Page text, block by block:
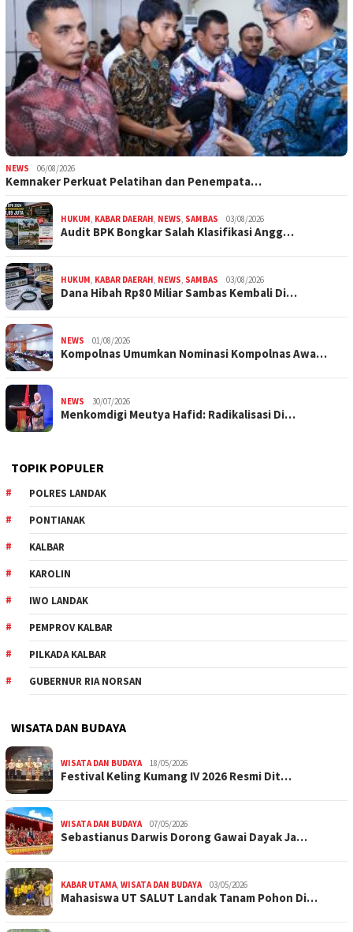
NEWS 06/08/2026
Kemnaker Perkuat Pelatihan dan Penempata…
HUKUM, KABAR DAERAH, NEWS, SAMBAS 03/08/2026
Audit BPK Bongkar Salah Klasifikasi Angg…
HUKUM, KABAR DAERAH, NEWS, SAMBAS 03/08/2026
Dana Hibah Rp80 Miliar Sambas Kembali Di…
NEWS 01/08/2026
Kompolnas Umumkan Nominasi Kompolnas Awa…
NEWS 30/07/2026
Menkomdigi Meutya Hafid: Radikalisasi Di…
TOPIK POPULER
POLRES LANDAK
PONTIANAK
KALBAR
KAROLIN
IWO LANDAK
PEMPROV KALBAR
PILKADA KALBAR
GUBERNUR RIA NORSAN
WISATA DAN BUDAYA
WISATA DAN BUDAYA 18/05/2026
Festival Keling Kumang IV 2026 Resmi Dit…
WISATA DAN BUDAYA 07/05/2026
Sebastianus Darwis Dorong Gawai Dayak Ja…
KABAR UTAMA, WISATA DAN BUDAYA 03/05/2026
Mahasiswa UT SALUT Landak Tanam Pohon Di…